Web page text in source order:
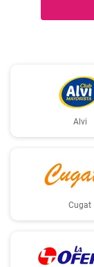
Alvi
Cugat